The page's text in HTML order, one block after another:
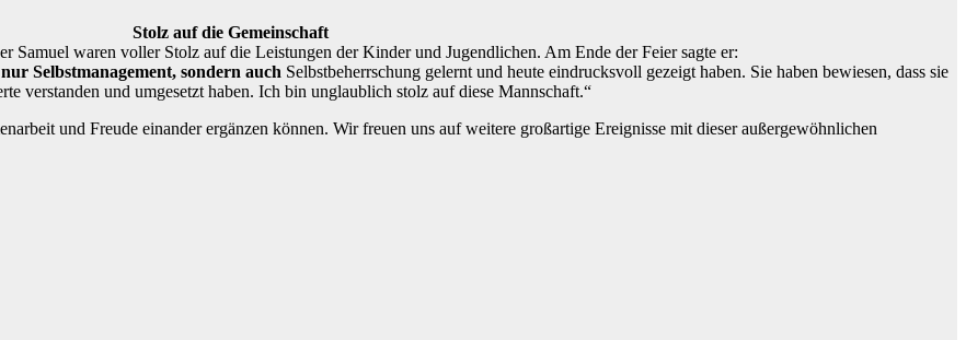
Stolz auf die Gemeinschaft
Samuel waren voller Stolz auf die Leistungen der Kinder und Jugendlichen. Am Ende der Feier sagte er:
Selbstmanagement, sondern auch Selbstbeherrschung gelernt und heute eindrucksvoll gezeigt haben. Sie haben bewiesen, dass sie
verstanden und umgesetzt haben. Ich bin unglaublich stolz auf diese Mannschaft.“
und Freude einander ergänzen können. Wir freuen uns auf weitere großartige Ereignisse mit dieser außergewöhnlichen